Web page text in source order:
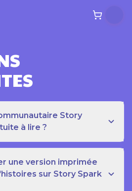
Story
à lire ?
une version imprimée
sur Story Spark